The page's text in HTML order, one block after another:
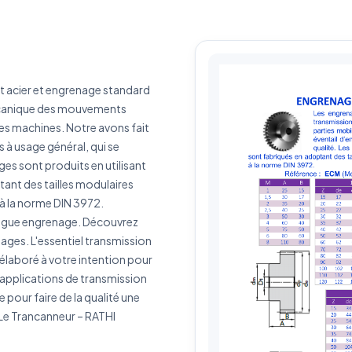
acier et engrenage standard
des mouvements
machines. Notre avons fait
usage général, qui se
sont produits en utilisant
des tailles modulaires
norme DIN 3972.
engrenage. Découvrez
L'essentiel transmission
à votre intention pour
de transmission
faire de la qualité une
Trancanneur – RATHI
Quantité estimée
votre besoin
que mes données soient utilisées pour traiter ma demande.
Envoyer ma demande de devis
Vos données sont protégées et ne seront jamais partagées